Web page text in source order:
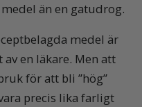
än en gatudrog.
medel är
en läkare. Men att
för att bli ”hög”
precis lika farligt